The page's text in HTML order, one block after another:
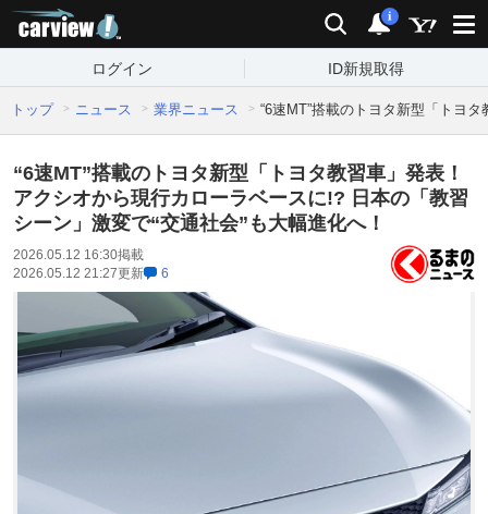
検索 通知
i
ログイン ID新規取得
トップ ニュース 業界ニュース “6速MT”搭載のトヨタ新型「トヨ
“6速MT”搭載のトヨタ新型「トヨタ教習車」発表！
アクシオから現行カローラベースに!? 日本の「教習
シーン」激変で“交通社会”も大幅進化へ！
2026.05.12 16:30掲載
2026.05.12 21:27更新 6